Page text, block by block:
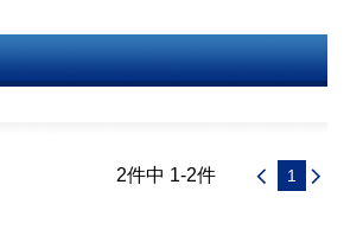
2件中 1-2件 1